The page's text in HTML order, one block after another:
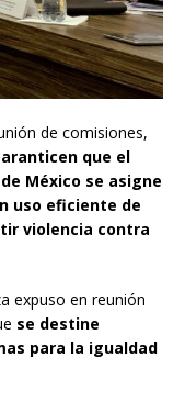
de comisiones,
que el
México se asigne
uso eficiente de
violencia contra
expuso en reunión
se destine
para la igualdad